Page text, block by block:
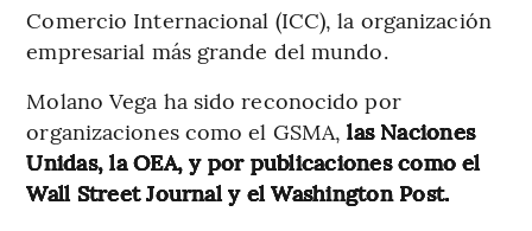
Comercio Internacional (ICC), la organización
empresarial más grande del mundo.
Molano Vega ha sido reconocido por
organizaciones como el GSMA,las Naciones
Unidas, la OEA, y por publicaciones como el
Wall Street Journal y el Washington Post.